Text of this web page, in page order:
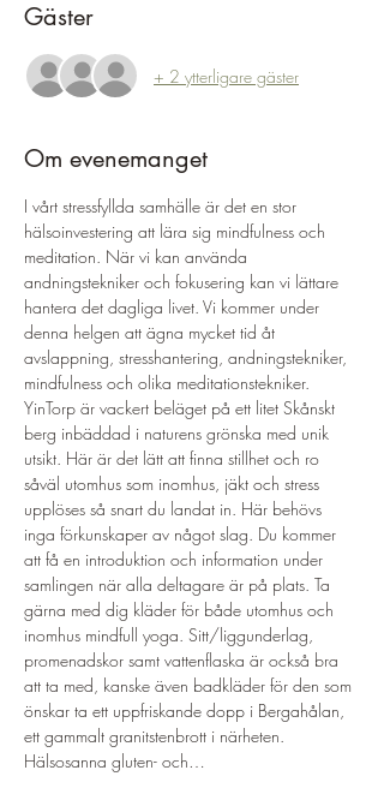
Gäster
+ 2 ytterligare gäster
Om evenemanget
I vårt stressfyllda samhälle är det en stor
hälsoinvestering att lära sig mindfulness och
meditation. När vi kan använda
andningstekniker och fokusering kan vi lättare
hantera det dagliga livet. Vi kommer under
denna helgen att ägna mycket tid åt
avslappning, stresshantering, andningstekniker,
mindfulness och olika meditationstekniker.
YinTorp är vackert beläget på ett litet Skånskt
berg inbäddad i naturens grönska med unik
utsikt. Här är det lätt att finna stillhet och ro
såväl utomhus som inomhus, jäkt och stress
upplöses så snart du landat in. Här behövs
inga förkunskaper av något slag. Du kommer
att få en introduktion och information under
samlingen när alla deltagare är på plats. Ta
gärna med dig kläder för både utomhus och
inomhus mindfull yoga. Sitt/liggunderlag,
promenadskor samt vattenflaska är också bra
att ta med, kanske även badkläder för den som
önskar ta ett uppfriskande dopp i Bergahålan,
ett gammalt granitstenbrott i närheten.
Hälsosanna gluten- och…